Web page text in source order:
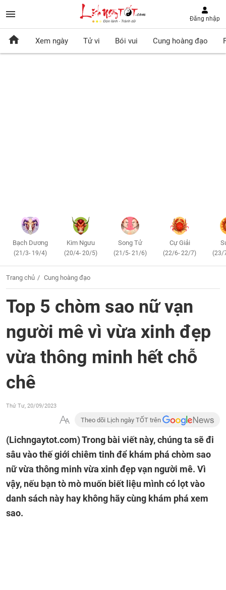
Đăng nhập
Xem ngày Tử vi Bói vui Cung hoàng đạo
Bạch Dương
(21/3- 19/4)
Kim Ngưu
(20/4- 20/5)
Song Tử
(21/5- 21/6)
Cự Giải
(22/6- 22/7) (23/
Trang chủ Cung hoàng đạo
Top 5 chòm sao nữ vạn
người mê vì vừa xinh đẹp
vừa thông minh hết chỗ
chê
Thứ Tư, 20/09/2023
Theo dõi Lịch ngày TỐT trên
(Lichngaytot.com)Trong bài viết này, chúng ta sẽ đi
sâu vào thế giới chiêm tinh để khám phá chòm sao
nữ vừa thông minh vừa xinh đẹp vạn người mê. Vì
vậy, nếu bạn tò mò muốn biết liệu mình có lọt vào
danh sách này hay không hãy cùng khám phá xem
sao.